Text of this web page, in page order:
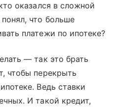
оказался в сложной
что больше
платежи по ипотеке?
— так это брать
чтобы перекрыть
Ведь ставки
И такой кредит,